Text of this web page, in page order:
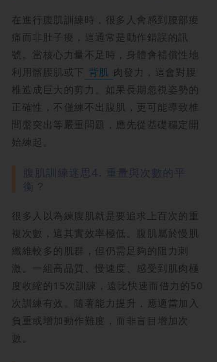
在進行腹肌訓練時，很多人會感到腰部痠
痛而非肚子痠，這通常是動作錯誤的訊
號。當核心力量不足時，身體會補償性地
利用髂腰肌或下 背肌 肉發力，這會對腰
椎造成巨大的剪力。如果長期忽視姿勢的
正確性，不僅練不出腹肌，更可能導致椎
間盤突出等嚴重問題，應先從基礎穩定開
始練起。
很多人以為練腹肌就是要追求上百次的重
複次數，這其實效率極低。腹肌屬於慢肌
纖維較多的肌群，但仍需足夠的阻力刺
激。一組高品質、慢速度、感受到肌肉極
度收縮的15次訓練，遠比快速而借力的50
次訓練有效。隨著能力提升，應適當加入
負重或增加動作難度，而非盲目增加次
數。